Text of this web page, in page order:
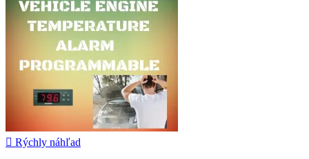
 Rýchly náhľad